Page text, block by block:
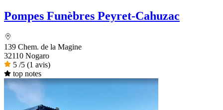
Pompes Funèbres Peyret-Cahuzac
139 Chem. de la Magine
32110 Nogaro
5 /5 (1 avis)
top notes